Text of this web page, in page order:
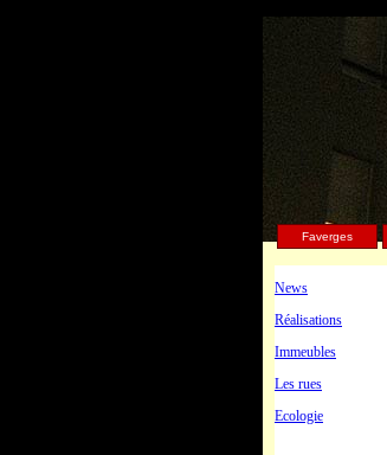
News
Réalisations
Immeubles
Les rues
Ecologie
Faverges